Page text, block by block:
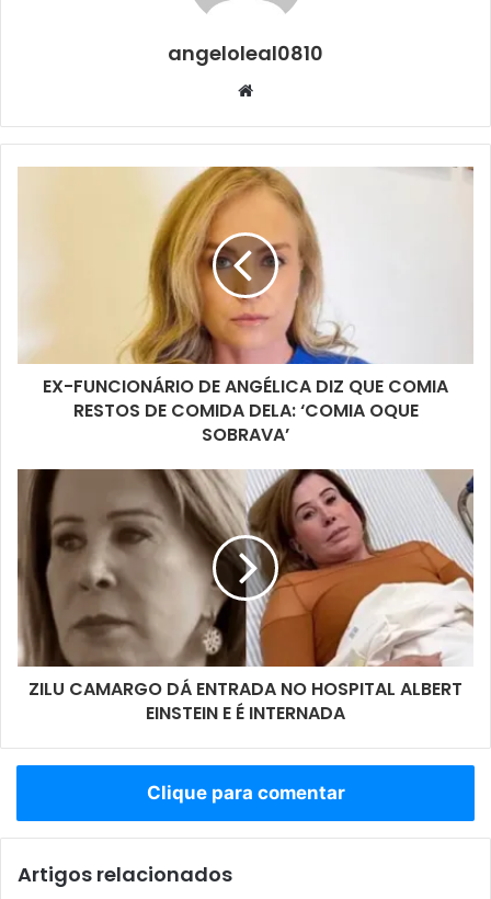
angeloleal0810
Website
EX-FUNCIONÁRIO DE ANGÉLICA DIZ QUE COMIA
RESTOS DE COMIDA DELA: ‘COMIA OQUE
SOBRAVA’
ZILU CAMARGO DÁ ENTRADA NO HOSPITAL ALBERT
EINSTEIN E É INTERNADA
Clique para comentar
Artigos relacionados